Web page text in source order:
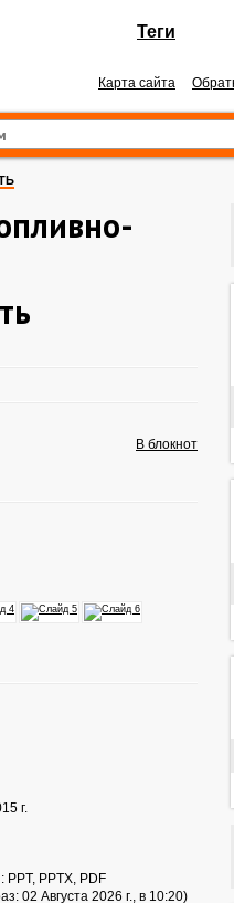
Теги
Карта сайта
В блокнот
г.
PPT, PPTX, PDF
02 Августа 2026 г., в 10:20)